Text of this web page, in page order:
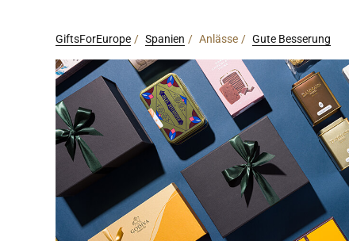
GiftsForEurope Spanien Anlässe Gute Besserung